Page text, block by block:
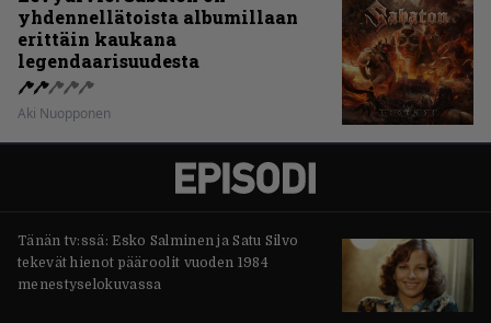
yhdennellätoista albumillaan
erittäin kaukana
legendaarisuudesta
Aki Nuopponen
Tänän tv:ssä: Esko Salminen ja Satu Silvo
tekevät hienot pääroolit vuoden 1984
menestyselokuvassa